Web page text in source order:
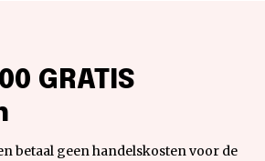
GRATIS
betaal geen handelskosten voor de